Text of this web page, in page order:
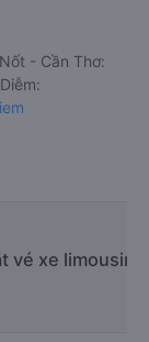
- Cần Thơ:
vé xe